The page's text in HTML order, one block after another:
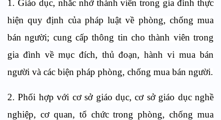
1. Giáo dục, nhắc nhở thành viên trong gia đình thực
hiện quy định của pháp luật về phòng, chống mua
bán người; cung cấp thông tin cho thành viên trong
gia đình về mục đích, thủ đoạn, hành vi mua bán
người và các biện pháp phòng, chống mua bán người.
2. Phối hợp với cơ sở giáo dục, cơ sở giáo dục nghề
nghiệp, cơ quan, tổ chức trong phòng, chống mua